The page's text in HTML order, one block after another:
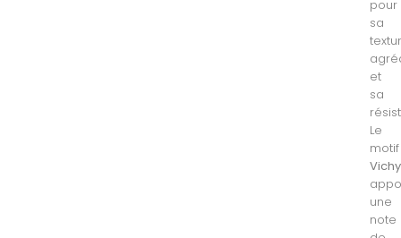
pour
sa
et
sa
Le
motif
Vichy
une
note